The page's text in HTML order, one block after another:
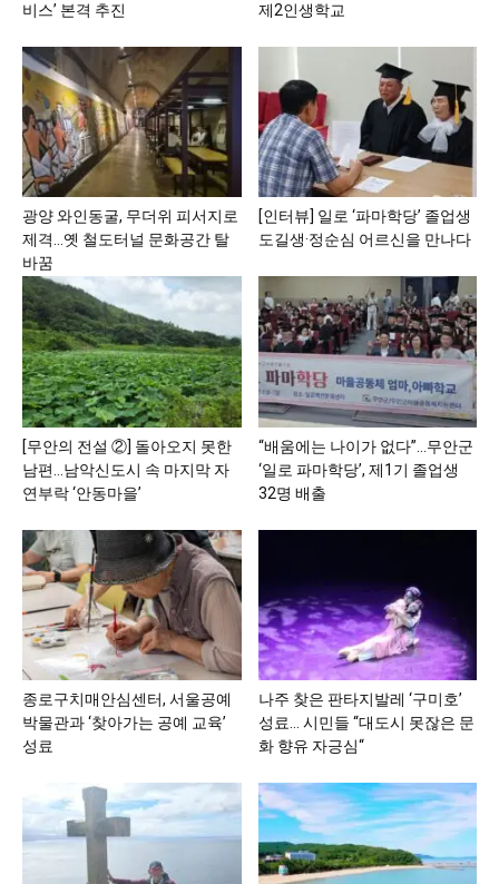
비스’ 본격 추진
제2인생학교
광양 와인동굴, 무더위 피서지로
제격…옛 철도터널 문화공간 탈
바꿈
[인터뷰] 일로 ‘파마학당’ 졸업생
도길생·정순심 어르신을 만나다
[무안의 전설 ②] 돌아오지 못한
남편…남악신도시 속 마지막 자
연부락 ‘안동마을’
“배움에는 나이가 없다”…무안군
‘일로 파마학당’, 제1기 졸업생
32명 배출
종로구치매안심센터, 서울공예
박물관과 ‘찾아가는 공예 교육’
성료
나주 찾은 판타지발레 ‘구미호’
성료… 시민들 “대도시 못잖은 문
화 향유 자긍심“